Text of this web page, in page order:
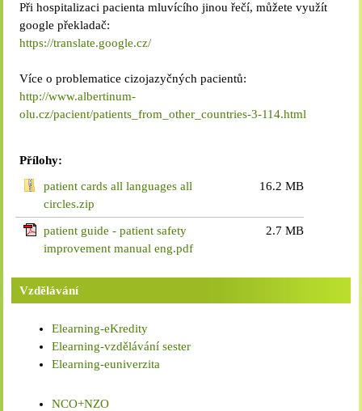
Při hospitalizaci pacienta mluvícího jinou řečí, můžete využít
google překladač:
https://translate.google.cz/
Více o problematice cizojazyčných pacientů:
http://www.albertinum-
olu.cz/pacient/patients_from_other_countries-3-114.html
Přílohy:
patient cards all languages all
circles.zip
16.2 MB
patient guide - patient safety
improvement manual eng.pdf
2.7 MB
Vzdělávání
Elearning-eKredity
Elearning-vzdělávání sester
Elearning-euniverzita
NCO+NZO